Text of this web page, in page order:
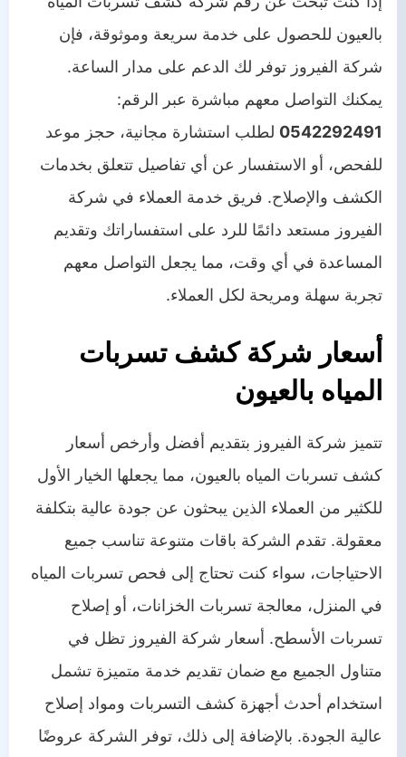
بالعيون للحصول على خدمة سريعة وموثوقة، فإن
شركة الفيروز توفر لك الدعم على مدار الساعة.
يمكنك التواصل معهم مباشرة عبر الرقم:
0542292491 لطلب استشارة مجانية، حجز موعد
للفحص، أو الاستفسار عن أي تفاصيل تتعلق بخدمات
الكشف والإصلاح. فريق خدمة العملاء في شركة
الفيروز مستعد دائمًا للرد على استفساراتك وتقديم
المساعدة في أي وقت، مما يجعل التواصل معهم
تجربة سهلة ومريحة لكل العملاء.
أسعار شركة كشف تسربات
المياه بالعيون
تتميز شركة الفيروز بتقديم أفضل وأرخص أسعار
كشف تسربات المياه بالعيون، مما يجعلها الخيار الأول
للكثير من العملاء الذين يبحثون عن جودة عالية بتكلفة
معقولة. تقدم الشركة باقات متنوعة تناسب جميع
الاحتياجات، سواء كنت تحتاج إلى فحص تسربات المياه
في المنزل، معالجة تسربات الخزانات، أو إصلاح
تسربات الأسطح. أسعار شركة الفيروز تظل في
متناول الجميع مع ضمان تقديم خدمة متميزة تشمل
استخدام أحدث أجهزة كشف التسربات ومواد إصلاح
عالية الجودة. بالإضافة إلى ذلك، توفر الشركة عروضًا